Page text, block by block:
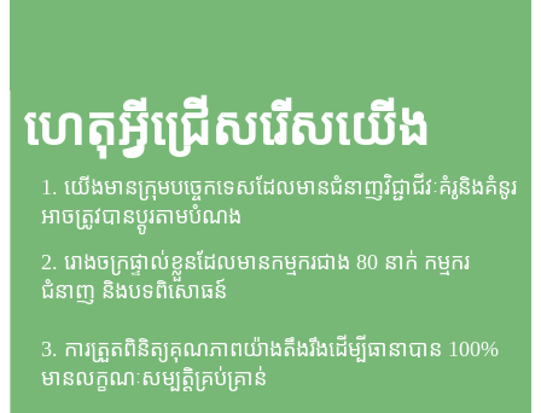
ហេតុអ្វីជ្រើសរើសយើង
1. យើងមានក្រុមបច្ចេកទេសដែលមានជំនាញវិជ្ជាជីវៈគំរូនិងគំនូរ
អាចត្រូវបានប្ដូរតាមបំណង
2. រោងចក្រផ្ទាល់ខ្លួនដែលមានកម្មករជាង 80 នាក់ កម្មករ
ជំនាញ និងបទពិសោធន៍
3. ការត្រួតពិនិត្យគុណភាពយ៉ាងតឹងរឹងដើម្បីធានាបាន 100%
មានលក្ខណៈសម្បត្តិគ្រប់គ្រាន់